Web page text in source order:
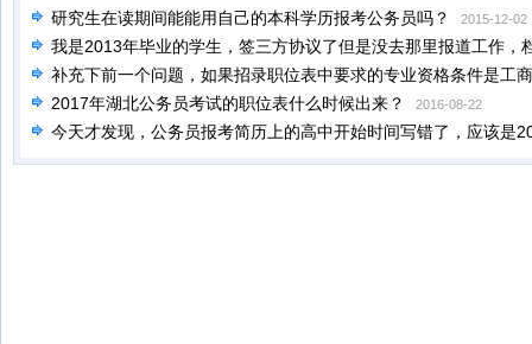
研究生在读期间能能用自己的本科学历报考公务员吗？ 2015-12-02
我是2013年毕业的学生，签三方协议了但是没去那里报道工作，
蓝色联在自己手里，没去教育局报到，这样还能以应届生身份报
补充下前一个问题，如果招录职位表中要求的专业资格条件是工
考资格审查能通过嘛？我是想明年四月份参加省考。
2012-04-24
2017年湖北公务员考试的职位表什么时候出来？ 2016-08-22
今天才发现，公务员报考简历上的高中开始时间写错了，应该是
还是对的，其他时间都对，这样会不会影响政审啊？？？？？？？